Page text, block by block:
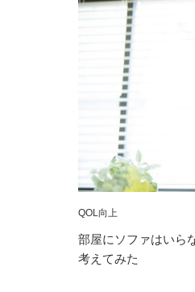
QOL向上
部屋にソファはいら
考えてみた